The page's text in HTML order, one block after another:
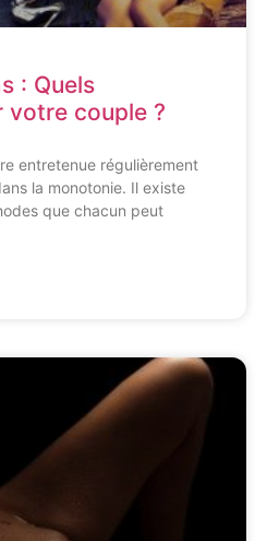
: Quels
votre couple ?
entretenue régulièrement
la monotonie. Il existe
que chacun peut